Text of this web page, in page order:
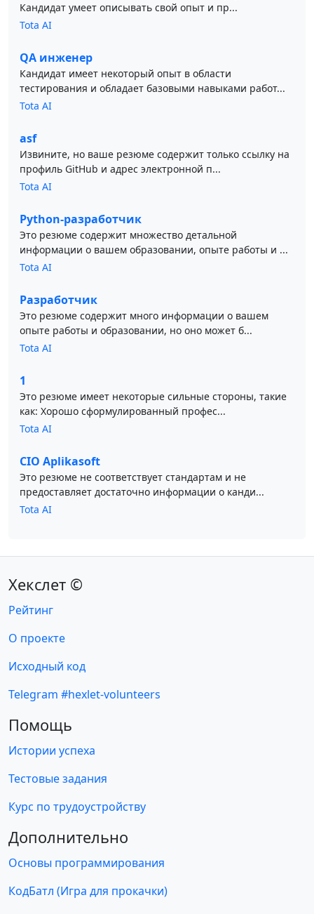
Кандидат умеет описывать свой опыт и пр...
Tota AI
QA инженер
Кандидат имеет некоторый опыт в области
тестирования и обладает базовыми навыками работ...
Tota AI
asf
Извините, но ваше резюме содержит только ссылку на
профиль GitHub и адрес электронной п...
Tota AI
Python-разработчик
Это резюме содержит множество детальной
информации о вашем образовании, опыте работы и ...
Tota AI
Разработчик
Это резюме содержит много информации о вашем
опыте работы и образовании, но оно может б...
Tota AI
1
Это резюме имеет некоторые сильные стороны, такие
как: Хорошо сформулированный профес...
Tota AI
CIO Aplikasoft
Это резюме не соответствует стандартам и не
предоставляет достаточно информации о канди...
Tota AI
Хекслет ©
Рейтинг
О проекте
Исходный код
Telegram #hexlet-volunteers
Помощь
Истории успеха
Тестовые задания
Курс по трудоустройству
Дополнительно
Основы программирования
КодБатл (Игра для прокачки)